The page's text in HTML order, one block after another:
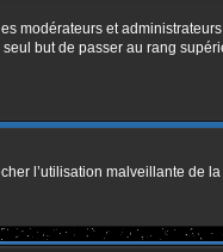
modérateurs et
but de passer au rang
l’utilisation malveillante de